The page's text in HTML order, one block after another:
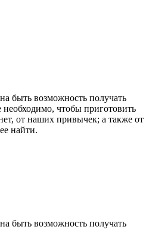
быть возможность получать
чтобы приготовить
от наших привычек; а также от
найти.
быть возможность получать